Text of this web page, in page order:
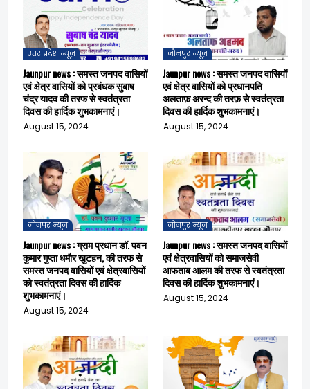
उत्तर प्रदेश न्यूज़
Jaunpur news : समस्त जनपद वासियों
एवं क्षेत्र वासियों को प्रबंधक सुबाष
चंद्र यादव की तरफ से स्वतंत्रता
दिवस की हार्दिक शुभकामनाएं।
August 15, 2024
जौनपुर न्यूज़
Jaunpur news : समस्त जनपद वासियों
एवं क्षेत्र वासियों को प्रधानपति
अलताफ़ अरन्द की तरफ़ से स्वतंत्रता
दिवस की हार्दिक शुभकामनाएं।
August 15, 2024
जौनपुर न्यूज़
Jaunpur news : ग्राम प्रधान डॉ. पवन
कुमार गुप्ता धमौर खुटहन, की तरफ से
समस्त जनपद वासियों एवं क्षेत्रवासियों
को स्वतंत्रता दिवस की हार्दिक
शुभकामनाएं।
August 15, 2024
जौनपुर न्यूज़
Jaunpur news : समस्त जनपद वासियों
एवं क्षेत्रवासियों को समाजसेवी
आफताब आलम की तरफ से स्वतंत्रता
दिवस की हार्दिक शुभकामनाएं।
August 15, 2024